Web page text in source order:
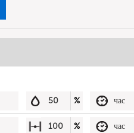
50 % час
100 % час